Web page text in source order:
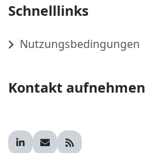
Schnelllinks
Nutzungsbedingungen
Kontakt aufnehmen